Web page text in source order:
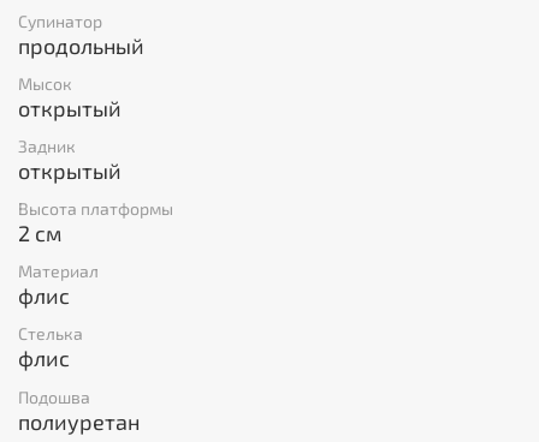
Супинатор
продольный
Мысок
открытый
Задник
открытый
Высота платформы
2 см
Материал
флис
Стелька
флис
Подошва
полиуретан